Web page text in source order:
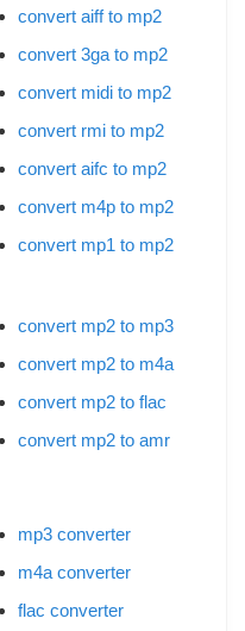
convert aiff to mp2
convert 3ga to mp2
convert midi to mp2
convert rmi to mp2
convert aifc to mp2
convert m4p to mp2
convert mp1 to mp2
convert mp2 to mp3
convert mp2 to m4a
convert mp2 to flac
convert mp2 to amr
mp3 converter
m4a converter
flac converter